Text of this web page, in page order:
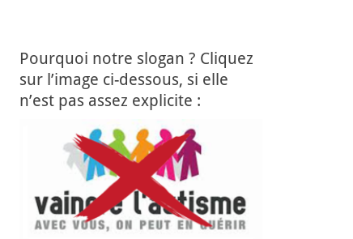
Pourquoi notre slogan ? Cliquez
sur l’image ci-dessous, si elle
n’est pas assez explicite :